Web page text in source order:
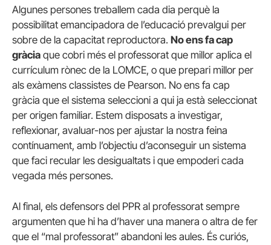
Algunes persones treballem cada dia perquè la
possibilitat emancipadora de l’educació prevalgui per
sobre de la capacitat reproductora. No ens fa cap
gràcia que cobri més el professorat que millor aplica el
currículum rònec de la LOMCE, o que prepari millor per
als exàmens classistes de Pearson. No ens fa cap
gràcia que el sistema seleccioni a qui ja està seleccionat
per origen familiar. Estem disposats a investigar,
reflexionar, avaluar-nos per ajustar la nostra feina
contínuament, amb l’objectiu d’aconseguir un sistema
que faci recular les desigualtats i que empoderi cada
vegada més persones.
Al final, els defensors del PPR al professorat sempre
argumenten que hi ha d’haver una manera o altra de fer
que el “mal professorat” abandoni les aules. És curiós,